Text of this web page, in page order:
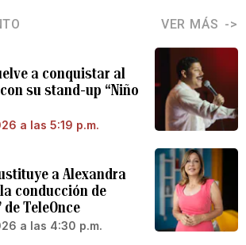
VER MÁS
a conquistar al
su stand-up “Niño
a las 5:19 p.m.
a Alexandra
conducción de
TeleOnce
a las 4:30 p.m.